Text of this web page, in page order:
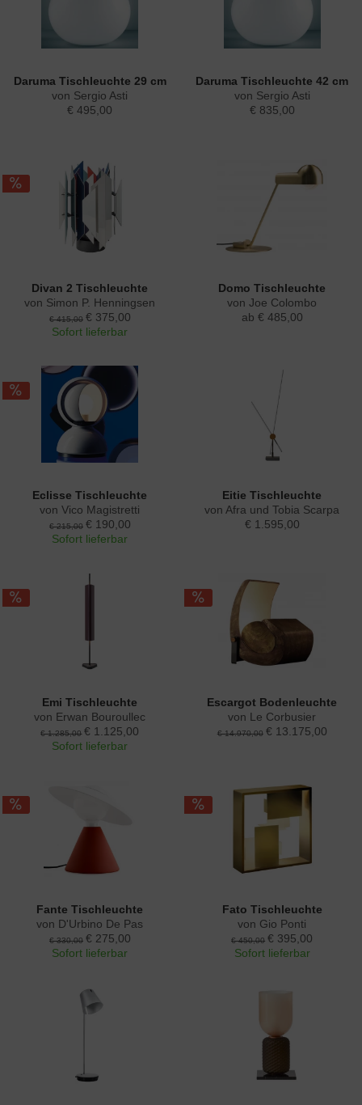
Daruma Tischleuchte 29 cm
von Sergio Asti
€ 495,00
Daruma Tischleuchte 42 cm
von Sergio Asti
€ 835,00
Divan 2 Tischleuchte
von Simon P. Henningsen
€ 415,00 € 375,00
Sofort lieferbar
Domo Tischleuchte
von Joe Colombo
ab € 485,00
Eclisse Tischleuchte
von Vico Magistretti
€ 215,00 € 190,00
Sofort lieferbar
Eitie Tischleuchte
von Afra und Tobia Scarpa
€ 1.595,00
Emi Tischleuchte
von Erwan Bouroullec
€ 1.285,00 € 1.125,00
Sofort lieferbar
Escargot Bodenleuchte
von Le Corbusier
€ 14.970,00 € 13.175,00
Fante Tischleuchte
von D'Urbino De Pas
€ 330,00 € 275,00
Sofort lieferbar
Fato Tischleuchte
von Gio Ponti
€ 450,00 € 395,00
Sofort lieferbar